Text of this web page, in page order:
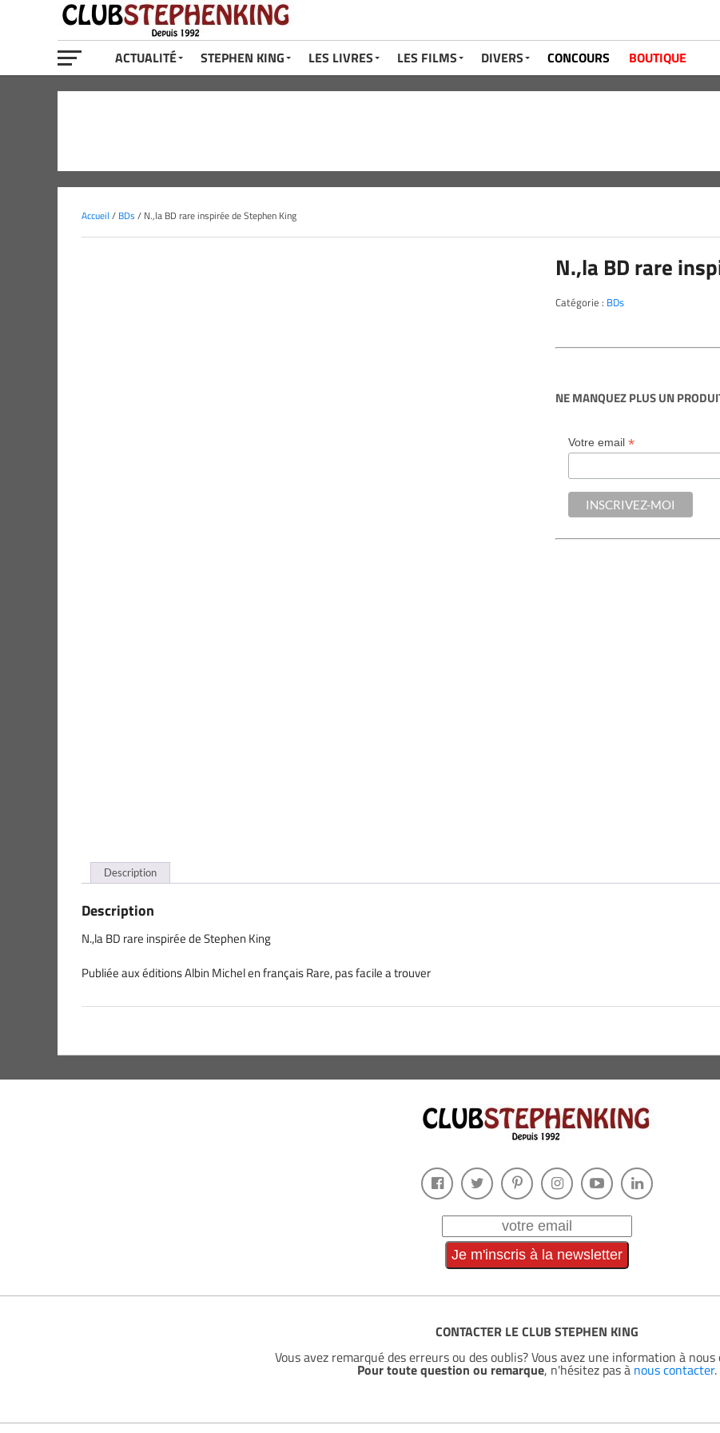
ACTUALITÉ STEPHEN KING LES LIVRES LES FILMS DIVERS CONCOURS BOUTIQUE
Accueil / BDs / N.,la BD rare inspirée de Stephen King
N.,la BD rare
Catégorie : BDs
NE MANQUEZ PLUS UN
Votre email*
Description
Description
N.,la BD rare inspirée de Stephen King
Publiée aux éditions Albin Michel en français Rare, pas facile a trouver
CONTACTER LE CLUB STEPHEN KING
Vous avez remarqué des erreurs ou des oublis? Vous avez une information à
Pour toute question ou remarque, n'hésitez pas à nous contacter.